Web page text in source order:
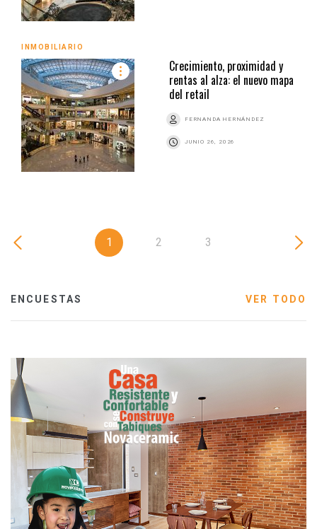
INMOBILIARIO
Crecimiento, proximidad y
rentas al alza: el nuevo mapa
del retail
FERNANDA HERNÁNDEZ
JUNIO 26, 2026
1 2 3
ENCUESTAS VER TODO